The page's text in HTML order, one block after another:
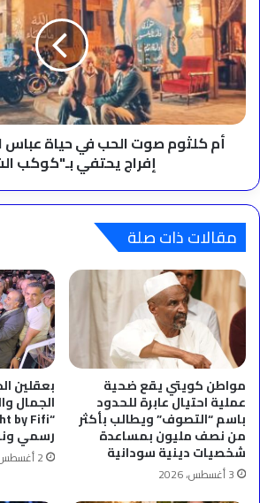
صوت
الحب
في
حياة
عباس
الريس..
مسلسل
إفراج
الشرق"
أم كلثوم صوت الحب في حياة
إفراج يحتفي بـ"كوكب
مقالات ذات صلة
مواطن كويتي يقع ضحية
عملية احتيال عابرة للحدود
باسم “التصوف” ويطالب بأكثر
من نصف مليون بمساعدة
شخصيات دينية سودانية
3 أغسطس، 2026
بعقلين
الجمال
رسمي
2 أغسطس، 2026